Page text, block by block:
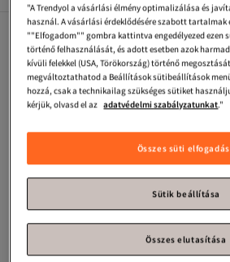
Dr Martens Női Szandál Dr
Dr Martens Férfi Térdig Érő Csizma
Dr Martens Zöld Szandálok És Papucsok
Dr Martens Piros Bakancsok
Dr
Dr Martens Szandálok És Papucsok
Dr Martens Szürke Mule
Dr Martens Női
Dr Martens Zöld Cipő
Dr Martens Női Mule
Dr Martens Férfi Loafer
"A Trendyol a vásárlási élmény optimalizálása és
használ. A vásárlási érdeklődésére szabott tartalmak
""Elfogadom"" gombra kattintva engedélyezed ezen
történő felhasználását, és adott esetben azok
kívüli felekkel (USA, Törökország) történő
megváltoztathatod a Beállítások sütibeállítások
hozzá, csak a technikailag szükséges sütiket
kérjük, olvasd el az adatvédelmi szabályzatunkat."
Összes süti
Sütik beállítása
Összes elutasítása